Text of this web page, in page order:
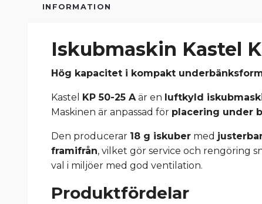
INFORMATION
Iskubmaskin Kastel
Hög kapacitet i kompakt
Kastel KP 50-25 Aär en luftkyld
Maskinen är anpassad för placering under
Den producerar 18 g iskuber med
framifrån, vilket gör service och rengöring
val i miljöer med god ventilation.
Produktfördelar